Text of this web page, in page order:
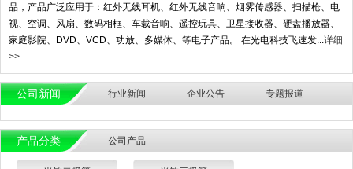
品，产品广泛应用于：红外无线耳机、红外无线音响、烟雾传感器、扫描枪、电
视、空调、风扇、数码相框、车载音响、遥控玩具、卫星接收器、硬盘播放器、
家庭影院、DVD、VCD、功放、多媒体、等电子产品。 在光电科技飞速发...详细
>>
公司新闻 行业新闻 企业公告 专题报道
产品分类 公司产品